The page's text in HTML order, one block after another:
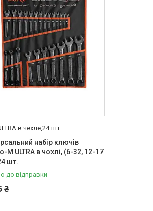
в чехле,24 шт.
набір ключів
M ULTRA в чохлі, (6-32, 12-17
шт.
до відправки
₴